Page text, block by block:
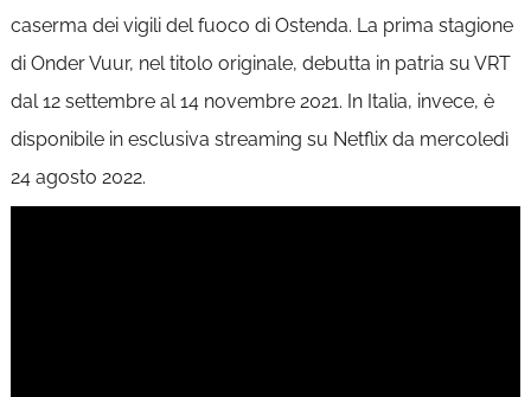
caserma dei vigili del fuoco di Ostenda. La prima stagione
di Onder Vuur, nel titolo originale, debutta in patria su VRT
dal 12 settembre al 14 novembre 2021. In Italia, invece, è
disponibile in esclusiva streaming su Netflix da mercoledì
24 agosto 2022.